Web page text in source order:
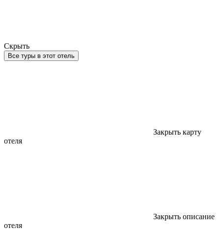
Скрыть
Все туры в этот отель
Закрыть карту
отеля
Закрыть описание
отеля